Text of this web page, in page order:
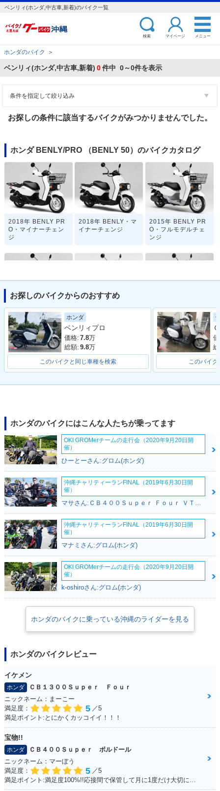
ベンリィ(ホンダ,中古車,新着)のバイク一覧
検索 マイページ メニュー
ホンダのバイク ＞
ベンリィ(ホンダ,中古車,新着) 0件中 0～0件を表示
条件を指定して絞り込み
お探しの条件に該当するバイクがみつかりませんでした。
ホンダ BENLY/PRO （BENLY 50）のバイクカタログ
2018年 BENLY PR
O・マイナーチェン
ジ
2018年 BENLY・マ
イナーチェンジ
2015年 BENLY PR
O・フルモデルチェ
ンジ
2015年 BENLY・フ
ルモデルチェンジ
2012年 BENLY・追
加
2011年 BNELY PR
O・新登場
お探しのバイクからのおすすめ
ホンダ
ベンリィプロ
価格: 7.8万
総額: 9.8万
このバイクと同じ車種を検索 このバイク
ホンダのバイクにはこんな人たちが乗ってます
OKI GROMerチームの走行会（2020年9月20日開
催）
ひーとーさん:グロム(ホンダ)
沖縄チャリティーランFINAL（2019年6月30日開
催）
マサさん:ＣＢ４００Ｓｕｐｅｒ Ｆｏｕｒ ＶＴＥＣ ＳＰＥＣ２(ホンダ)
沖縄チャリティーランFINAL（2019年6月30日開
催）
マナミさん:グロム(ホンダ)
OKI GROMerチームの走行会（2020年9月20日開
催）
k-oshiroさん:グロム(ホンダ)
ホンダのバイクに乗っている沖縄のライダーを見る
ホンダのバイクレビュー
イケメン
ホンダ
ＣＢ１３００Ｓｕｐｅｒ Ｆｏｕｒ
ニックネーム：まーこー
満足度：
5 ／5
満足ポイント:とにかくカッコイイ！！！
宝物!!
ホンダ
ＣＢ４００Ｓｕｐｅｒ ボルドール
ニックネーム：マーぼう
満足度：
5 ／5
満足ポイント:満足度100%!!応接間で保管して月に1度だけ大切に乗っています